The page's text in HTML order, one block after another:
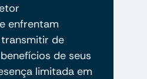
enfrentam
de
de seus
limitada em